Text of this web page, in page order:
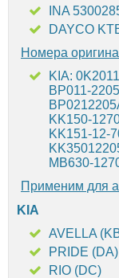
INA
DAYCO
Номера
KIA:
BP011-
KK150-
KK151-12-
MB630-
Применим для
KIA
AVELLA
PRIDE (DA)
RIO (DC)